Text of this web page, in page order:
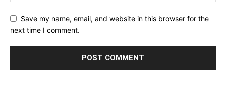
Save my name, email, and website in this browser for the
next time I comment.